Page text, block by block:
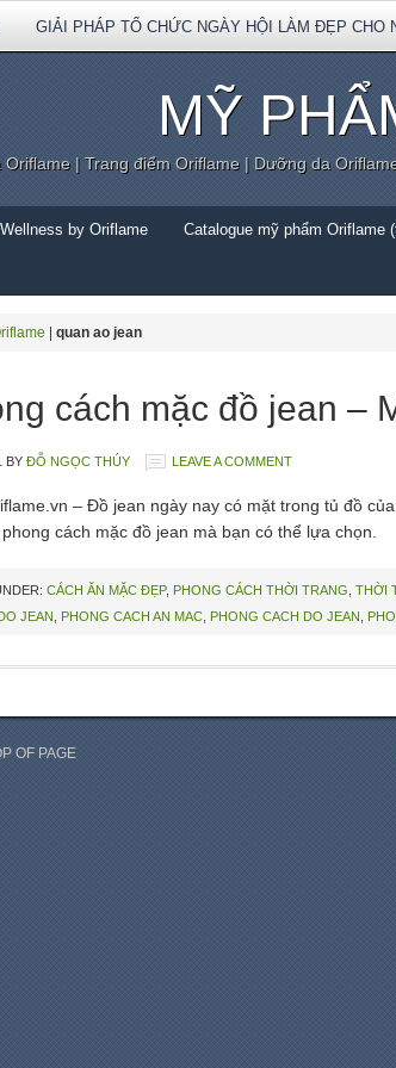
GIẢI PHÁP TỔ CHỨC NGÀY HỘI LÀM ĐẸP CHO
MỸ
Oriflame | Trang điểm Oriflame | Dưỡng da
by Oriflame Catalogue mỹ phẩm Oriflame
quan ao jean
cách mặc đồ jean –
BY ĐỖ NGỌC THÚY LEAVE A COMMENT
– Đồ jean ngày nay có mặt trong tủ đồ
cách mặc đồ jean mà bạn có thể lựa chọn.
CÁCH ĂN MẶC ĐẸP, PHONG CÁCH THỜI TRANG THỜI
JEAN PHONG CACH AN MAC PHONG CACH DO JEAN
OF PAGE